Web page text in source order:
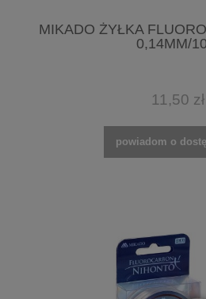
MIKADO ŻYŁKA
0,14MM/
11,50 zł
powiadom o